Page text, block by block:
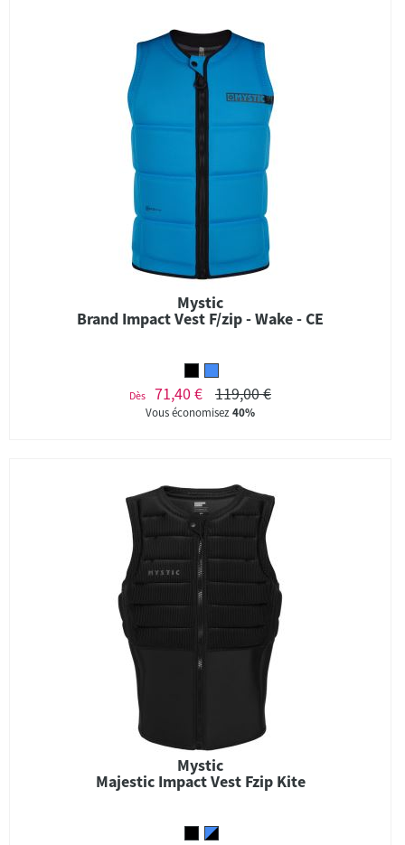
Mystic
Brand Impact Vest F/zip - Wake - CE
Dès 71,40 € 119,00 €
Vous économisez40%
Mystic
Majestic Impact Vest Fzip Kite